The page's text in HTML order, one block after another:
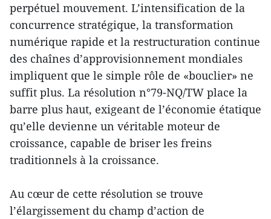
perpétuel mouvement. L’intensification de la
concurrence stratégique, la transformation
numérique rapide et la restructuration continue
des chaînes d’approvisionnement mondiales
impliquent que le simple rôle de «bouclier» ne
suffit plus. La résolution n°79-NQ/TW place la
barre plus haut, exigeant de l’économie étatique
qu’elle devienne un véritable moteur de
croissance, capable de briser les freins
traditionnels à la croissance.
Au cœur de cette résolution se trouve
l’élargissement du champ d’action de